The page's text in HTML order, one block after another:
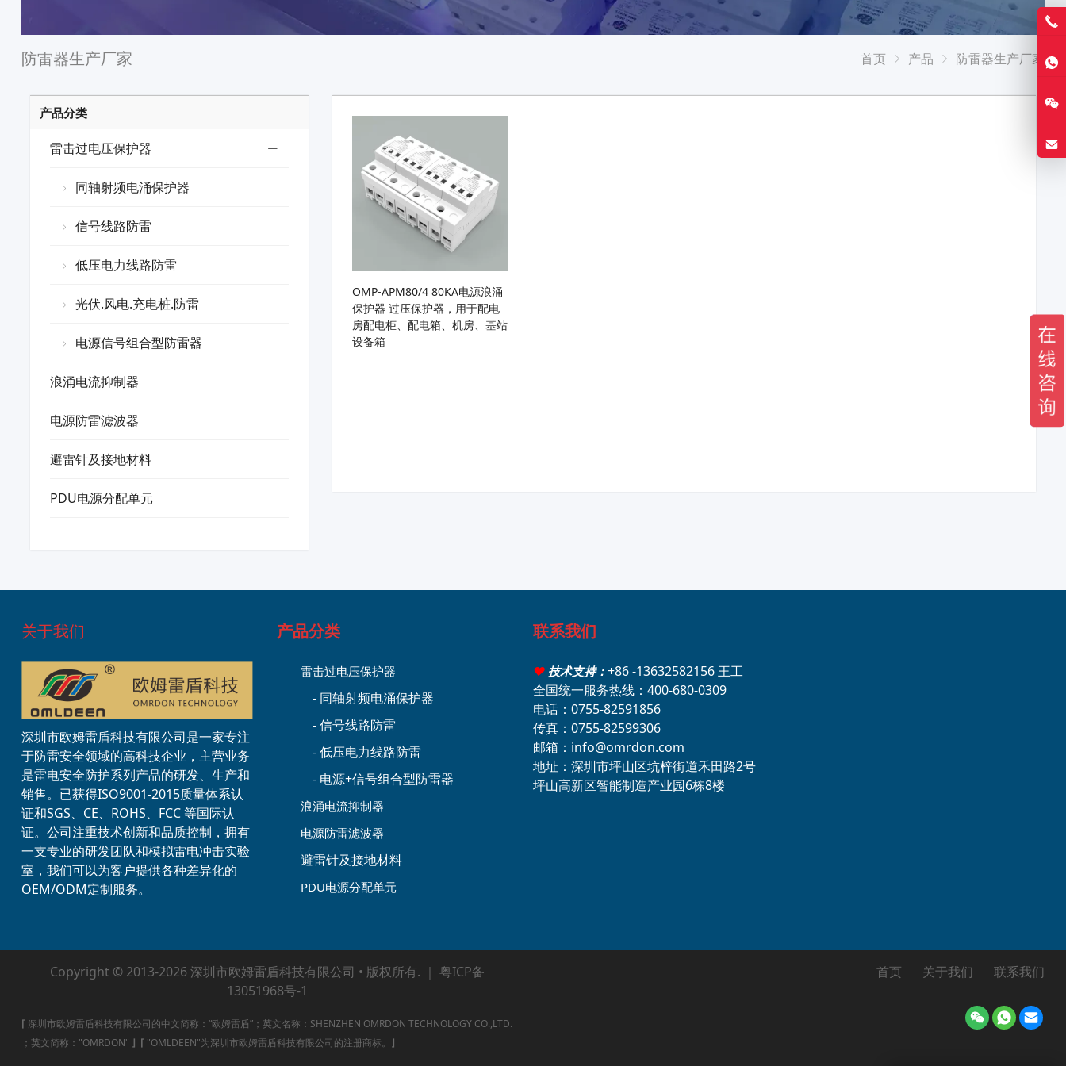
防雷器生产厂家 首页 产品 防雷器生产厂家
OMP-APM80/4 80KA电源浪涌
保护器 过压保护器，用于配电
房配电柜、配电箱、机房、基站
设备箱
产品分类
雷击过电压保护器
同轴射频电涌保护器
信号线路防雷
低压电力线路防雷
光伏.风电.充电桩.防雷
电源信号组合型防雷器
浪涌电流抑制器
电源防雷滤波器
避雷针及接地材料
PDU电源分配单元
关于我们
深圳市欧姆雷盾科技有限公司是一家专注
于防雷安全领域的高科技企业，主营业务
是雷电安全防护系列产品的研发、生产和
销售。已获得ISO9001-2015质量体系认
证和SGS、CE、ROHS、FCC 等国际认
证。公司注重技术创新和品质控制，拥有
一支专业的研发团队和模拟雷电冲击实验
室，我们可以为客户提供各种差异化的
OEM/ODM定制服务。
产品分类
雷击过电压保护器
- 同轴射频电涌保护器
- 信号线路防雷
- 低压电力线路防雷
- 电源+信号组合型防雷器
浪涌电流抑制器
电源防雷滤波器
避雷针及接地材料
PDU电源分配单元
联系我们
♥技术支持： +86 -13632582156 王工
全国统一服务热线：400-680-0309
电话：0755-82591856
传真：0755-82599306
邮箱：info@omrdon.com
地址：深圳市坪山区坑梓街道禾田路2号
坪山高新区智能制造产业园6栋8楼
Copyright © 2013-2026 深圳市欧姆雷盾科技有限公司 • 版权所有. ｜ 粤ICP备
13051968号-1
⌈ 深圳市欧姆雷盾科技有限公司的中文简称：“欧姆雷盾”；英文名称：SHENZHEN OMRDON TECHNOLOGY CO.,LTD.
；英文简称："OMRDON" ⌋ ⌈ "OMLDEEN"为深圳市欧姆雷盾科技有限公司的注册商标。 ⌋
首页 关于我们 联系我们